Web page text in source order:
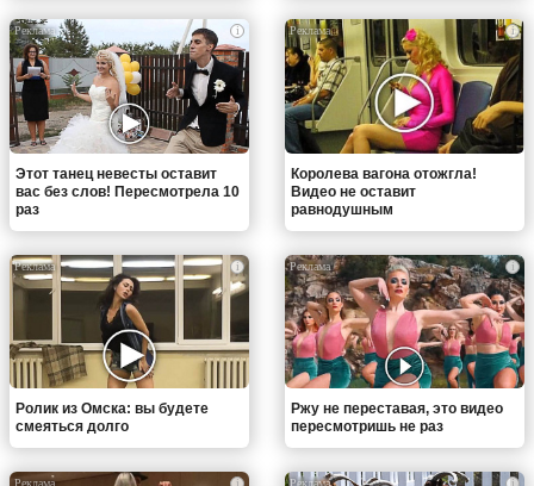
i
Этот танец невесты оставит
вас без слов! Пересмотрела 10
раз
i
Королева вагона отожгла!
Видео не оставит
равнодушным
i
Ролик из Омска: вы будете
смеяться долго
i
Ржу не переставая, это видео
пересмотришь не раз